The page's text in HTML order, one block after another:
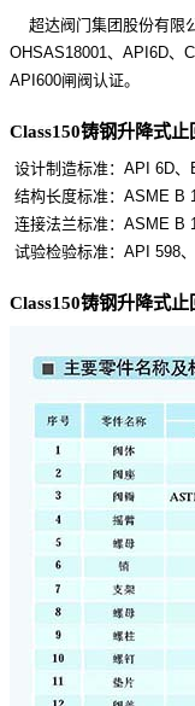
超达阀门集团股份有限
OHSAS18001、API6D、
API600闸阀认证。
Class150铸钢升降式
设计制造标准：API 6D、
结构长度标准：ASME B
连接法兰标准：ASME B
试验检验标准：API 598
Class150铸钢升降式